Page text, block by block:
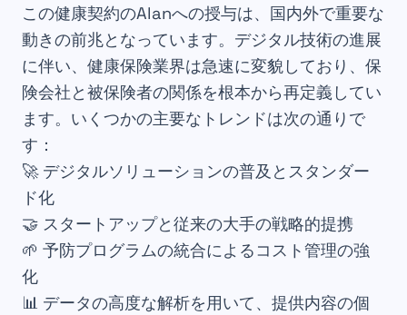
この健康契約のAlanへの授与は、国内外で重要な
動きの前兆となっています。デジタル技術の進展
に伴い、健康保険業界は急速に変貌しており、保
険会社と被保険者の関係を根本から再定義してい
ます。いくつかの主要なトレンドは次の通りで
す：
🚀 デジタルソリューションの普及とスタンダー
ド化
🤝 スタートアップと従来の大手の戦略的提携
🌱 予防プログラムの統合によるコスト管理の強
化
📊 データの高度な解析を用いて、提供内容の個